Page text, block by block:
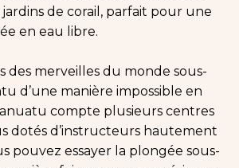
de corail, parfait pour une
en eau libre.
des merveilles du monde sous-
d’une manière impossible en
compte plusieurs centres
dotés d’instructeurs hautement
pouvez essayer la plongée sous-